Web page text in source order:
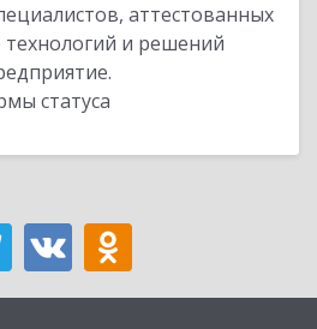
аттестованных
и решений
статуса